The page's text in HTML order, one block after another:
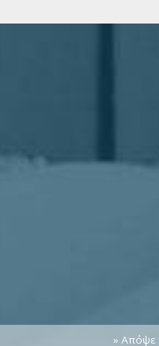
» Απόψε